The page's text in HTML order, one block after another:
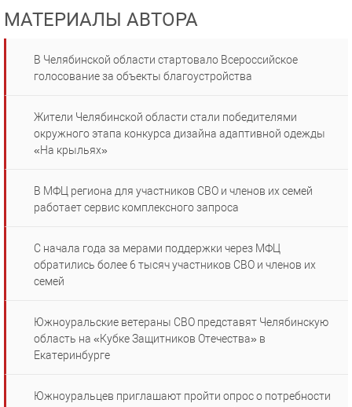
МАТЕРИАЛЫ АВТОРА
В Челябинской области стартовало Всероссийское
голосование за объекты благоустройства
Жители Челябинской области стали победителями
окружного этапа конкурса дизайна адаптивной одежды
«На крыльях»
В МФЦ региона для участников СВО и членов их семей
работает сервис комплексного запроса
С начала года за мерами поддержки через МФЦ
обратились более 6 тысяч участников СВО и членов их
семей
Южноуральские ветераны СВО представят Челябинскую
область на «Кубке Защитников Отечества» в
Екатеринбурге
Южноуральцев приглашают пройти опрос о потребности